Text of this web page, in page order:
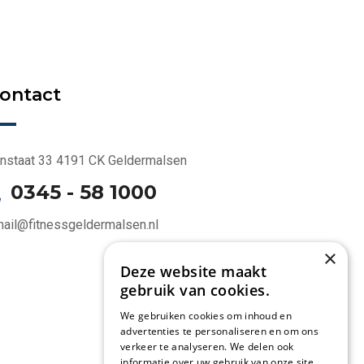
33 4191 CK Geldermalsen
0345 - 58 1000
×
Deze website maakt
gebruik van cookies.
We gebruiken cookies om inhoud en
advertenties te personaliseren en om ons
verkeer te analyseren. We delen ook